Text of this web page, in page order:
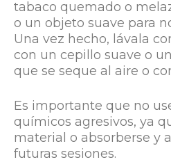
tabaco quemado o
o un objeto suave para
Una vez hecho, lávala
con un cepillo suave o
que se seque al aire o
Es importante que no
químicos agresivos, ya
material o absorberse y
futuras sesiones.